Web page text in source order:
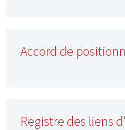
Accord de
Registre des liens